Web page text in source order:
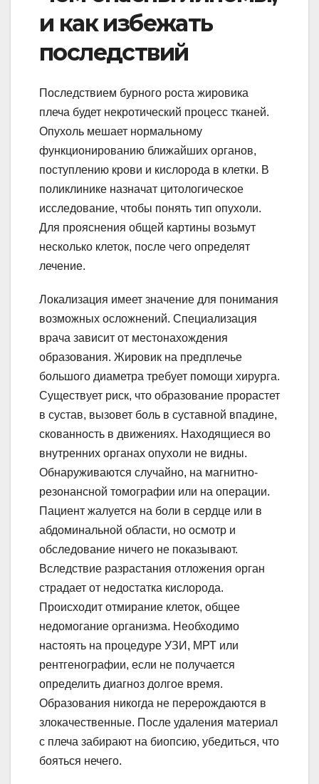
и как избежать
последствий
Последствием бурного роста жировика
плеча будет некротический процесс тканей.
Опухоль мешает нормальному
функционированию ближайших органов,
поступлению крови и кислорода в клетки. В
поликлинике назначат цитологическое
исследование, чтобы понять тип опухоли.
Для прояснения общей картины возьмут
несколько клеток, после чего определят
лечение.
Локализация имеет значение для понимания
возможных осложнений. Специализация
врача зависит от местонахождения
образования. Жировик на предплечье
большого диаметра требует помощи хирурга.
Существует риск, что образование прорастет
в сустав, вызовет боль в суставной впадине,
скованность в движениях. Находящиеся во
внутренних органах опухоли не видны.
Обнаруживаются случайно, на магнитно-
резонансной томографии или на операции.
Пациент жалуется на боли в сердце или в
абдоминальной области, но осмотр и
обследование ничего не показывают.
Вследствие разрастания отложения орган
страдает от недостатка кислорода.
Происходит отмирание клеток, общее
недомогание организма. Необходимо
настоять на процедуре УЗИ, МРТ или
рентгенографии, если не получается
определить диагноз долгое время.
Образования никогда не перерождаются в
злокачественные. После удаления материал
с плеча забирают на биопсию, убедиться, что
бояться нечего.